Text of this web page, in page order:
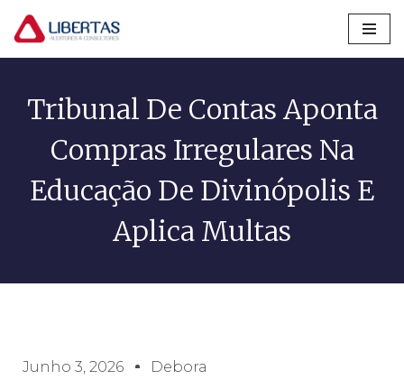
Pular
Tribunal De Contas Aponta
Compras Irregulares Na
Educação De Divinópolis E
Aplica Multas
Junho 3, 2026 Debora